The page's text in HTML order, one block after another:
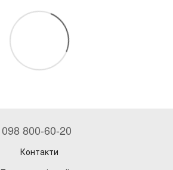
098 800-60-20
Контакти